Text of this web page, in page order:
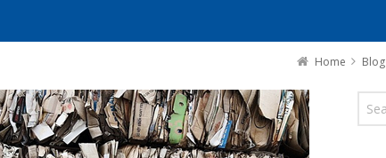
Home Blog